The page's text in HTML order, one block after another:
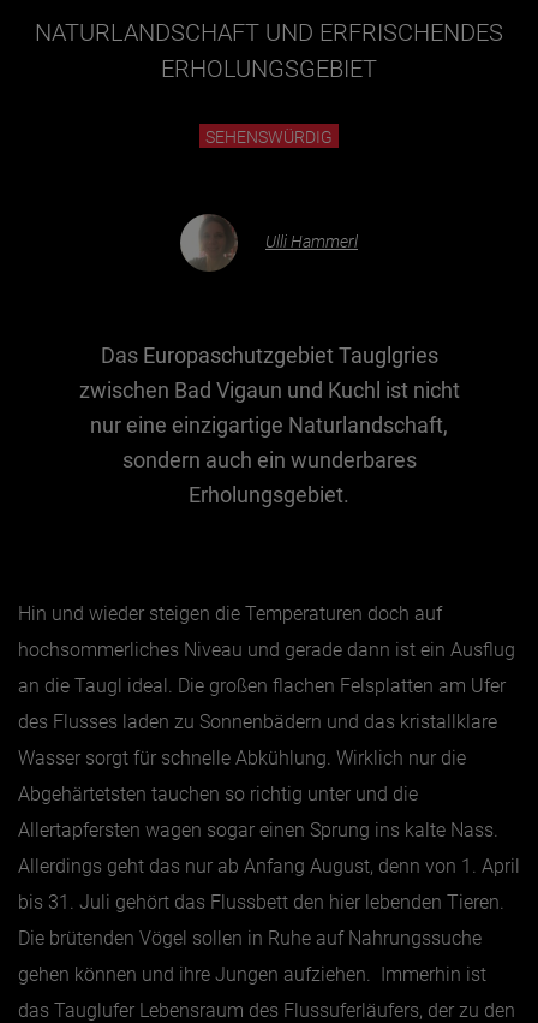
Hotel & Reise
Februar
März
April
Mai
Juni
September
Oktober
November
NATURLANDSCHAFT UND ERFRISCHENDES
ERHOLUNGSGEBIET
SEHENSWÜRDIG
Ulli Hammerl
Das Europaschutzgebiet Tauglgries
zwischen Bad Vigaun und Kuchl ist nicht
nur eine einzigartige Naturlandschaft,
sondern auch ein wunderbares
Erholungsgebiet.
Hin und wieder steigen die Temperaturen doch auf
hochsommerliches Niveau und gerade dann ist ein Ausflug
an die Taugl ideal. Die großen flachen Felsplatten am Ufer
des Flusses laden zu Sonnenbädern und das kristallklare
Wasser sorgt für schnelle Abkühlung. Wirklich nur die
Abgehärtetsten tauchen so richtig unter und die
Allertapfersten wagen sogar einen Sprung ins kalte Nass.
Allerdings geht das nur ab Anfang August, denn von 1. April
bis 31. Juli gehört das Flussbett den hier lebenden Tieren.
Die brütenden Vögel sollen in Ruhe auf Nahrungssuche
gehen können und ihre Jungen aufziehen. Immerhin ist
das Tauglufer Lebensraum des Flussuferläufers, der zu den